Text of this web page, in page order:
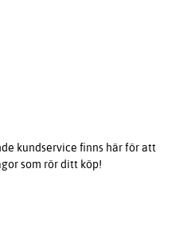
kundservice finns här för att
som rör ditt köp!